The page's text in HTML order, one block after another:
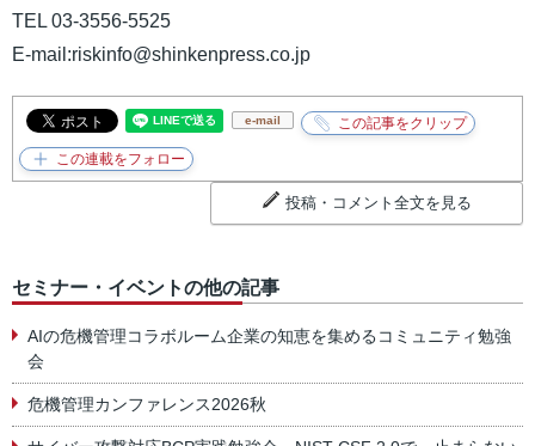
TEL 03-3556-5525
E-mail:riskinfo@shinkenpress.co.jp
e-mail
投稿・コメント全文を見る
セミナー・イベントの他の記事
AIの危機管理コラボルーム企業の知恵を集めるコミュニティ勉強
会
危機管理カンファレンス2026秋